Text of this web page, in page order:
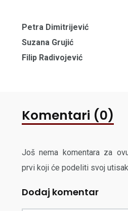
Petra Dimitrijević
Suzana Grujić
Filip Radivojević
Komentari (0)
Još nema komentara za
prvi koji će podeliti svoj
Dodaj komentar